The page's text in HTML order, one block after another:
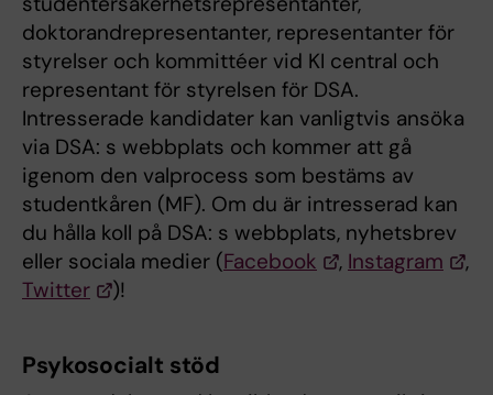
doktorandrepresentanter, representanter för
styrelser och kommittéer vid KI central och
representant för styrelsen för DSA.
Intresserade kandidater kan vanligtvis ansöka
via DSA: s webbplats och kommer att gå
igenom den valprocess som bestäms av
studentkåren (MF). Om du är intresserad kan
du hålla koll på DSA: s webbplats, nyhetsbrev
eller sociala medier (Facebook , Instagram
,
Twitter
)!
Psykosocialt stöd